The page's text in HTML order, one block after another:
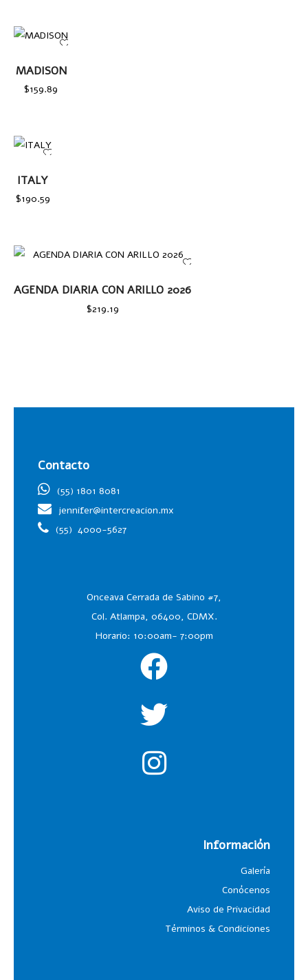
CARRITO
MADISON
$159.89
AÑADIR
AL
CARRITO
ITALY
$190.59
AÑADIR AL CARRITO
AGENDA DIARIA CON ARILLO 2026
$219.19
Contacto
(55) 1801 8081
jennifer@intercreacion.mx
(55) 4000-5627
Onceava Cerrada de Sabino #7,
Col. Atlampa, 06400, CDMX.
Horario: 10:00am- 7:00pm
Información
Galería
Conócenos
Aviso de Privacidad
Términos & Condiciones